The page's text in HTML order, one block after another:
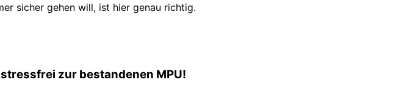
sicher gehen will, ist hier genau richtig.
zur bestandenen MPU!